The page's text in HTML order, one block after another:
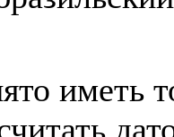
иметь